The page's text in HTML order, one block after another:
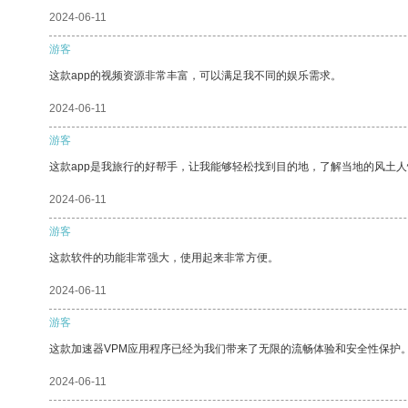
2024-06-11
游客
这款app的视频资源非常丰富，可以满足我不同的娱乐需求。
2024-06-11
游客
这款app是我旅行的好帮手，让我能够轻松找到目的地，了解当地的风土
2024-06-11
游客
这款软件的功能非常强大，使用起来非常方便。
2024-06-11
游客
这款加速器VPM应用程序已经为我们带来了无限的流畅体验和安全性保护
2024-06-11